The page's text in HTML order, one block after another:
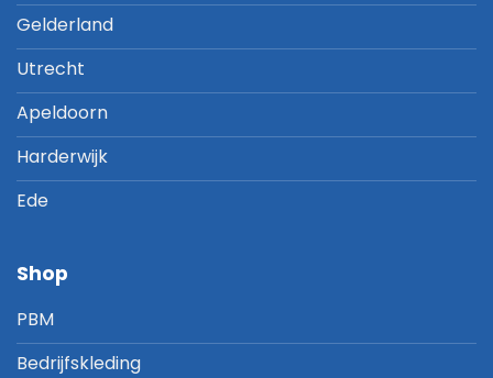
Gelderland
Utrecht
Apeldoorn
Harderwijk
Ede
Shop
PBM
Bedrijfskleding